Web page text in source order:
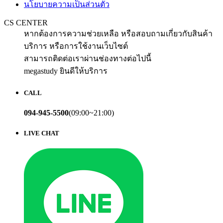
นโยบายความเป็นส่วนตัว
CS CENTER
หากต้องการความช่วยเหลือ หรือสอบถามเกี่ยวกับสินค้า
บริการ หรือการใช้งานเว็บไซต์
สามารถติดต่อเราผ่านช่องทางต่อไปนี้
megastudy ยินดีให้บริการ
CALL
094-945-5500(09:00~21:00)
LIVE CHAT